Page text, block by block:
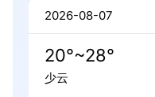
2026-08-07
20°~28°
少云